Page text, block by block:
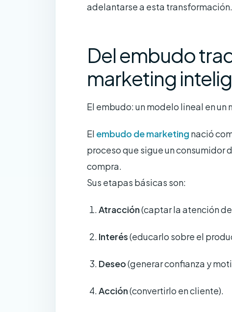
adelantarse a esta transformación.
Del embudo
marketing
El embudo: un modelo lineal en un
El embudo de marketing nació
proceso que sigue un consumidor
compra.
Sus etapas básicas son:
Atracción(captar la atención
Interés(educarlo sobre el
Deseo(generar confianza y
Acción(convertirlo en cliente).